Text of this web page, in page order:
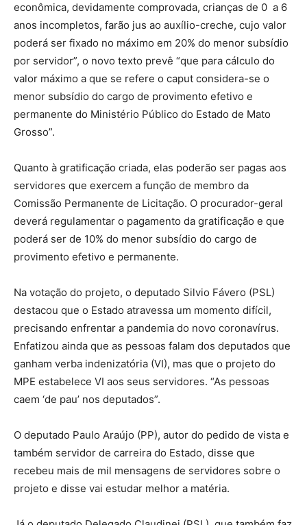
econômica, devidamente comprovada, crianças de 0 a 6
anos incompletos, farão jus ao auxílio-creche, cujo valor
poderá ser fixado no máximo em 20% do menor subsídio
por servidor”, o novo texto prevê “que para cálculo do
valor máximo a que se refere o caput considera-se o
menor subsídio do cargo de provimento efetivo e
permanente do Ministério Público do Estado de Mato
Grosso”.
Quanto à gratificação criada, elas poderão ser pagas aos
servidores que exercem a função de membro da
Comissão Permanente de Licitação. O procurador-geral
deverá regulamentar o pagamento da gratificação e que
poderá ser de 10% do menor subsídio do cargo de
provimento efetivo e permanente.
Na votação do projeto, o deputado Silvio Fávero (PSL)
destacou que o Estado atravessa um momento difícil,
precisando enfrentar a pandemia do novo coronavírus.
Enfatizou ainda que as pessoas falam dos deputados que
ganham verba indenizatória (VI), mas que o projeto do
MPE estabelece VI aos seus servidores. “As pessoas
caem ‘de pau’ nos deputados”.
O deputado Paulo Araújo (PP), autor do pedido de vista e
também servidor de carreira do Estado, disse que
recebeu mais de mil mensagens de servidores sobre o
projeto e disse vai estudar melhor a matéria.